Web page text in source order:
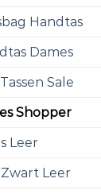
Handtas
Dames
Sale
Shopper
Leer
Leer